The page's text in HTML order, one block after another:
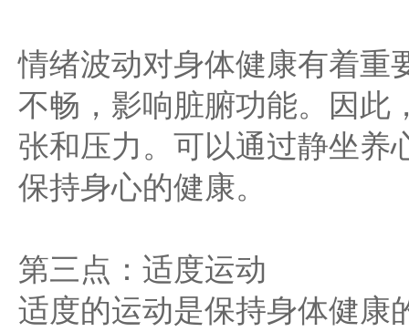
情绪波动对身体健康有着重
不畅，影响脏腑功能。因此
张和压力。可以通过静坐养
保持身心的健康。
第三点：适度运动
适度的运动是保持身体健康